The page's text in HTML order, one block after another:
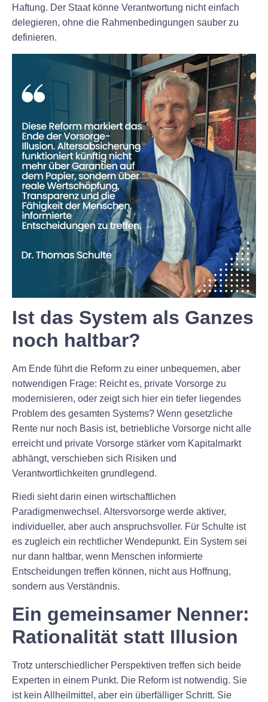
Haftung. Der Staat könne Verantwortung nicht einfach
delegieren, ohne die Rahmenbedingungen sauber zu
definieren.
Ist das System als Ganzes
noch haltbar?
Am Ende führt die Reform zu einer unbequemen, aber
notwendigen Frage: Reicht es, private Vorsorge zu
modernisieren, oder zeigt sich hier ein tiefer liegendes
Problem des gesamten Systems? Wenn gesetzliche
Rente nur noch Basis ist, betriebliche Vorsorge nicht alle
erreicht und private Vorsorge stärker vom Kapitalmarkt
abhängt, verschieben sich Risiken und
Verantwortlichkeiten grundlegend.
Riedi sieht darin einen wirtschaftlichen
Paradigmenwechsel. Altersvorsorge werde aktiver,
individueller, aber auch anspruchsvoller. Für Schulte ist
es zugleich ein rechtlicher Wendepunkt. Ein System sei
nur dann haltbar, wenn Menschen informierte
Entscheidungen treffen können, nicht aus Hoffnung,
sondern aus Verständnis.
Ein gemeinsamer Nenner:
Rationalität statt Illusion
Trotz unterschiedlicher Perspektiven treffen sich beide
Experten in einem Punkt. Die Reform ist notwendig. Sie
ist kein Allheilmittel, aber ein überfälliger Schritt. Sie